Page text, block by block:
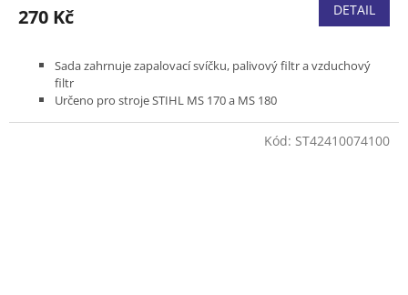
270 Kč DETAIL
Sada zahrnuje zapalovací svíčku, palivový filtr a vzduchový
filtr
Určeno pro stroje STIHL MS 170 a MS 180
Kód: ST42410074100